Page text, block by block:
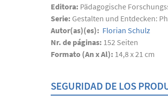
Editora: Pädagogische
Serie: Gestalten und Entdecken:
Autor(as)(es): Florian Schulz
Nr. de páginas: 152 Seiten
Formato (An x Al): 14,8 x 21 cm
SEGURIDAD DE LOS